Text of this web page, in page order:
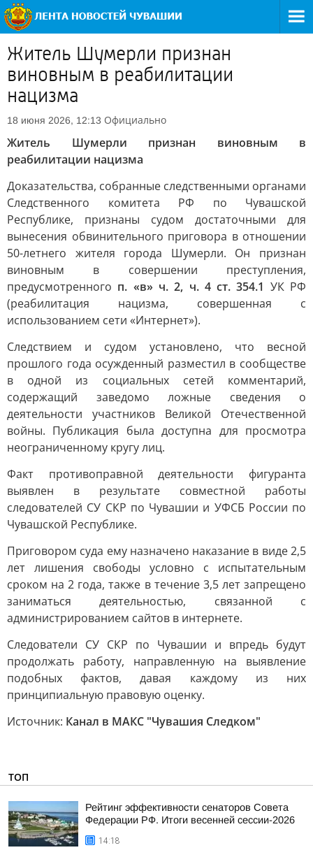
Житель Шумерли признан
виновным в реабилитации
нацизма
18 июня 2026, 12:13 Официально
Житель Шумерли признан виновным в
реабилитации нацизма
Доказательства, собранные следственными органами
Следственного комитета РФ по Чувашской
Республике, признаны судом достаточными для
вынесения обвинительного приговора в отношении
50-летнего жителя города Шумерли. Он признан
виновным в совершении преступления,
предусмотренного п. «в» ч. 2, ч. 4 ст. 354.1 УК РФ
(реабилитация нацизма, совершенная с
использованием сети «Интернет»).
Следствием и судом установлено, что весной
прошлого года осужденный разместил в сообществе
в одной из социальных сетей комментарий,
содержащий заведомо ложные сведения о
деятельности участников Великой Отечественной
войны. Публикация была доступна для просмотра
неограниченному кругу лиц.
Факт противоправной деятельности фигуранта
выявлен в результате совместной работы
следователей СУ СКР по Чувашии и УФСБ России по
Чувашской Республике.
Приговором суда ему назначено наказание в виде 2,5
лет лишения свободы условно с испытательным
сроком на 2 года, также в течение 3,5 лет запрещено
заниматься деятельностью, связанной с
администрированием сайтов в интернете.
Следователи СУ СКР по Чувашии и впредь будут
продолжать работу, направленную на выявление
подобных фактов, давая каждому из них
принципиальную правовую оценку.
Источник: Канал в МАКС "Чувашия Следком"
ТОП
Рейтинг эффективности сенаторов Совета
Федерации РФ. Итоги весенней сессии-2026
14:18